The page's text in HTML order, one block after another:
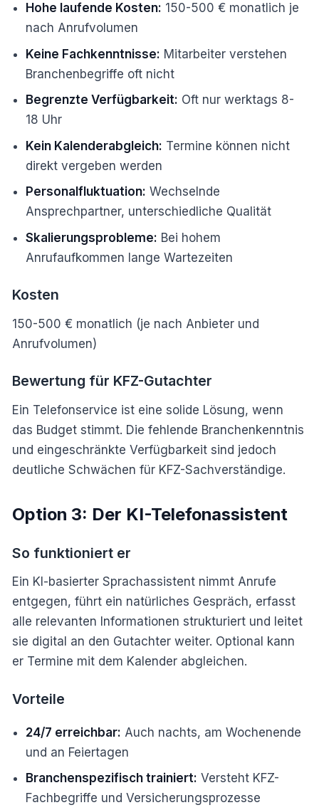
Hohe laufende Kosten: 150-500 € monatlich je
nach Anrufvolumen
Keine Fachkenntnisse: Mitarbeiter verstehen
Branchenbegriffe oft nicht
Begrenzte Verfügbarkeit: Oft nur werktags 8-
18 Uhr
Kein Kalenderabgleich: Termine können nicht
direkt vergeben werden
Personalfluktuation: Wechselnde
Ansprechpartner, unterschiedliche Qualität
Skalierungsprobleme: Bei hohem
Anrufaufkommen lange Wartezeiten
Kosten
150-500 € monatlich (je nach Anbieter und
Anrufvolumen)
Bewertung für KFZ-Gutachter
Ein Telefonservice ist eine solide Lösung, wenn
das Budget stimmt. Die fehlende Branchenkenntnis
und eingeschränkte Verfügbarkeit sind jedoch
deutliche Schwächen für KFZ-Sachverständige.
Option 3: Der KI-Telefonassistent
So funktioniert er
Ein KI-basierter Sprachassistent nimmt Anrufe
entgegen, führt ein natürliches Gespräch, erfasst
alle relevanten Informationen strukturiert und leitet
sie digital an den Gutachter weiter. Optional kann
er Termine mit dem Kalender abgleichen.
Vorteile
24/7 erreichbar: Auch nachts, am Wochenende
und an Feiertagen
Branchenspezifisch trainiert: Versteht KFZ-
Fachbegriffe und Versicherungsprozesse